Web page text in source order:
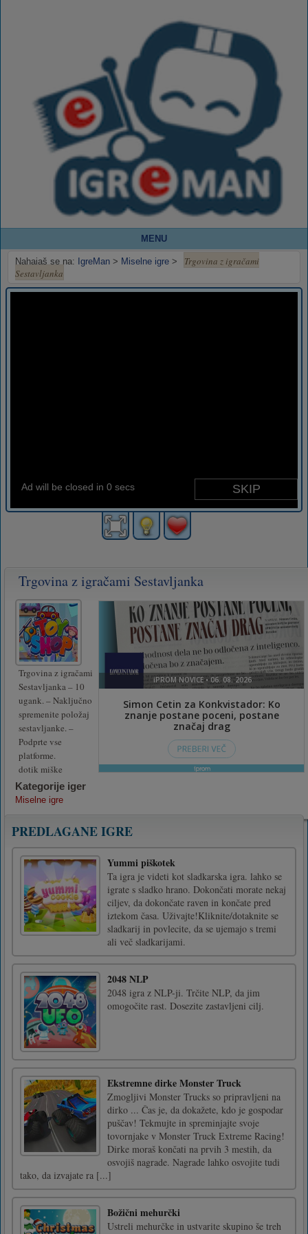
MENU
Nahajaš se na: IgreMan > Miselne igre >
Trgovina z igračami
Sestavljanka
Trgovina z igračami Sestavljanka
Trgovina z igračami
Sestavljanka – 10
ugank. – Naključno
spremenite položaj
sestavljanke. –
Podprte vse
platforme.
dotik miške
Kategorije iger
Miselne igre
PREDLAGANE IGRE
Yummi piškotek
Ta igra je videti kot sladkarska igra. lahko se
igrate s sladko hrano. Dokončati morate nekaj
ciljev, da dokončate raven in končate pred
iztekom časa. Uživajte!Kliknite/dotaknite se
sladkarij in povlecite, da se ujemajo s tremi
ali več sladkarijami.
2048 NLP
2048 igra z NLP-ji. Trčite NLP, da jim
omogočite rast. Dosezite zastavljeni cilj.
Ekstremne dirke Monster Truck
Zmogljivi Monster Trucks so pripravljeni na
dirko ... Čas je, da dokažete, kdo je gospodar
puščav! Tekmujte in spreminjajte svoje
tovornjake v Monster Truck Extreme Racing!
Dirke moraš končati na prvih 3 mestih, da
osvojiš nagrade. Nagrade lahko osvojite tudi
tako, da izvajate ra [...]
Božični mehurčki
Ustreli mehurčke in ustvarite skupino še treh